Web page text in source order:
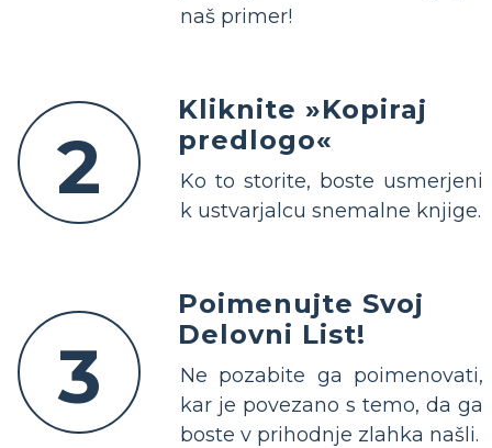
naš primer!
2
Kliknite »Kopiraj
predlogo«
Ko to storite, boste usmerjeni
k ustvarjalcu snemalne knjige.
3
Poimenujte Svoj
Delovni List!
Ne pozabite ga poimenovati,
kar je povezano s temo, da ga
boste v prihodnje zlahka našli.